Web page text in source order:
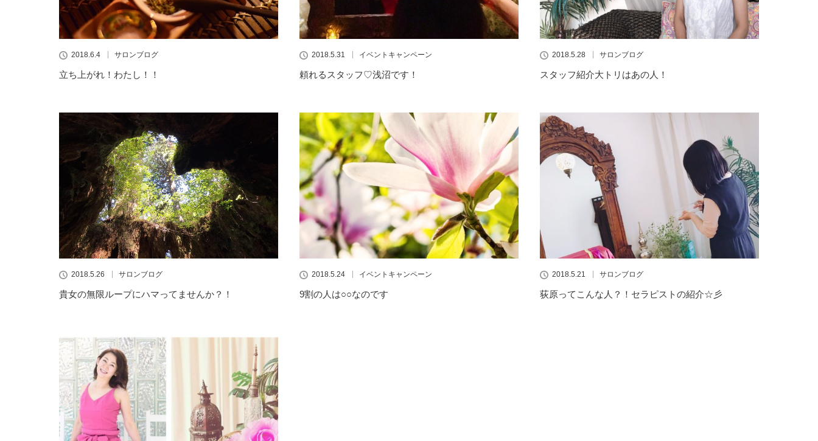
2018.6.4 サロンブログ
立ち上がれ！わたし！！
2018.5.31 イベントキャンペーン
頼れるスタッフ♡浅沼です！
2018.5.28 サロンブログ
スタッフ紹介大トリはあの人！
2018.5.26 サロンブログ
貴女の無限ループにハマってませんか？！
2018.5.24 イベントキャンペーン
9割の人は○○なのです
2018.5.21 サロンブログ
荻原ってこんな人？！セラピストの紹介☆彡